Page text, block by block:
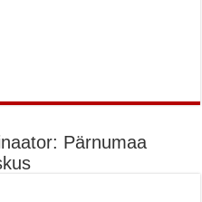
Pärnumaa